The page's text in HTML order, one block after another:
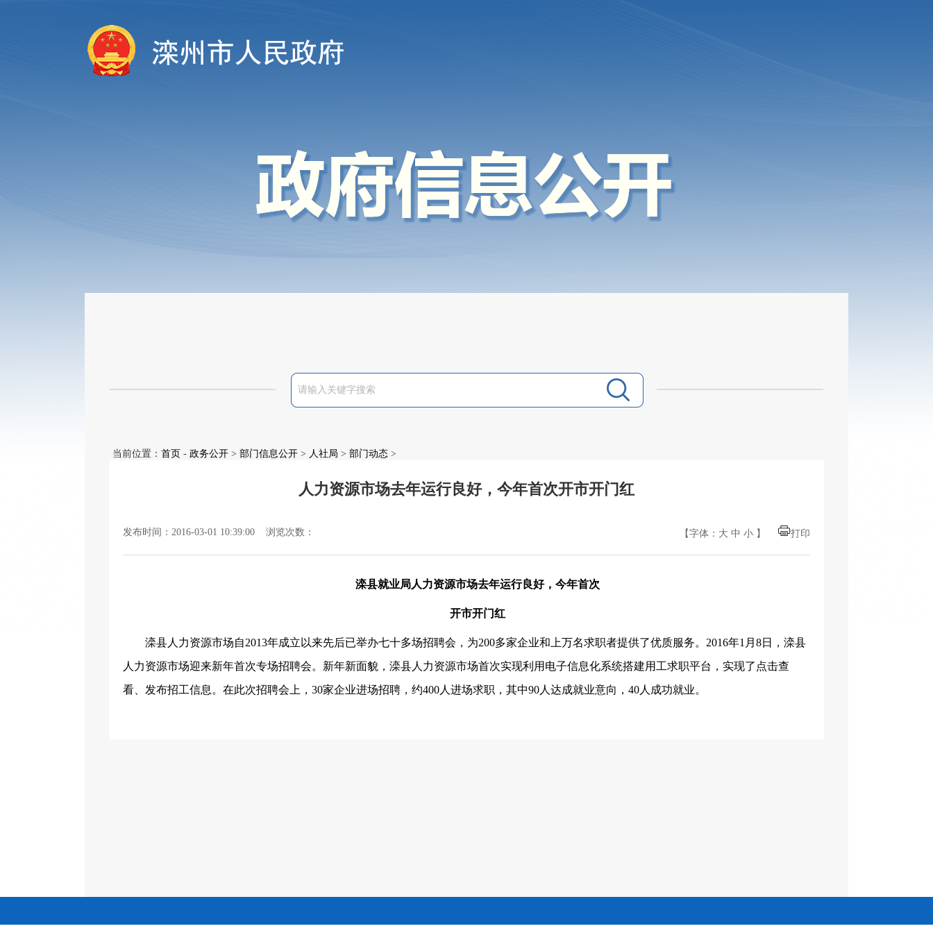
当前位置： 首页 - 政务公开 > 部门信息公开 > 人社局 > 部门动态 >
人力资源市场去年运行良好，今年首次开市开门红
发布时间：2016-03-01 10:39:00 浏览次数： 【字体： 大 中 小 】 打印
滦县就业局人力资源市场去年运行良好，今年首次
开市开门红
滦县人力资源市场自2013年成立以来先后已举办七十多场招聘会，为200多家企业和上万名求职者提供了优质服务。 2016年1 月 8日，滦县
人力资源市场迎来新年首次专场招聘会。新年新面貌，滦县人力资源市场首次实现利用电子信息化系统搭建用工求职平台，实现了点击查
看、发布招工信息。在此次招聘会上， 30家企业进场招聘，约400人进场求职，其中90人达成就业意向， 40人成功就业。